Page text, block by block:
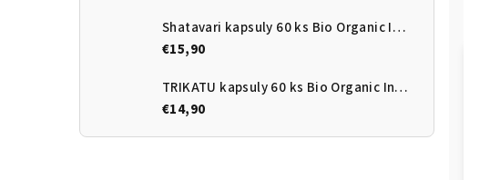
Shatavari kapsuly 60 ks Bio Organic India
€15,90
TRIKATU kapsuly 60 ks Bio Organic India
€14,90